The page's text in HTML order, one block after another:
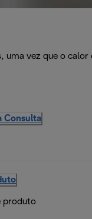
uma vez que o
Consulta
produto